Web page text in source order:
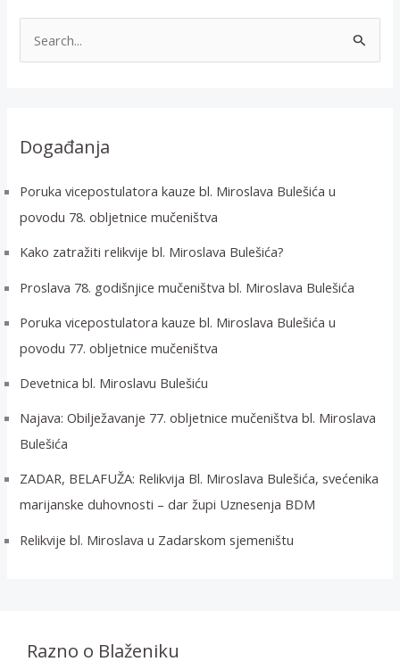
:Događanja
Poruka vicepostulatora kauze bl. Miroslava Bulešića u
povodu 78. obljetnice mučeništva
Kako zatražiti relikvije bl. Miroslava Bulešića?
Proslava 78. godišnjice mučeništva bl. Miroslava Bulešića
Poruka vicepostulatora kauze bl. Miroslava Bulešića u
povodu 77. obljetnice mučeništva
Devetnica bl. Miroslavu Bulešiću
Najava: Obilježavanje 77. obljetnice mučeništva bl. Miroslava
Bulešića
ZADAR, BELAFUŽA: Relikvija Bl. Miroslava Bulešića, svećenika
marijanske duhovnosti – dar župi Uznesenja BDM
Relikvije bl. Miroslava u Zadarskom sjemeništu
Razno o Blaženiku